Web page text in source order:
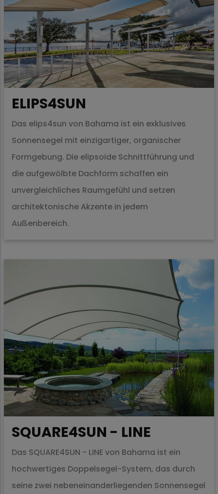
ELIPS4SUN
Das elips4sun von Bahama ist ein exklusives
Sonnensegel mit einzigartiger, organischer
Formgebung. Die elipsoide Schnittführung und
die aufgewölbte Dachform schaffen ein
unvergleichliches Raumgefühl und setzen
architektonische Akzente in jedem
Außenbereich.
SQUARE4SUN - LINE
Das SQUARE4SUN - LINE von Bahama ist ein
hochwertiges Doppelsegel-System, das durch
seine zwei nebeneinanderliegenden Sonnensegel